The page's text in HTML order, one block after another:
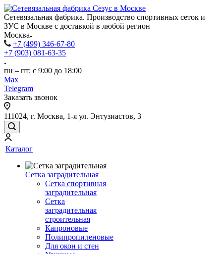
Сетевязальная фабрика. Производство спортивных сеток и
ЗУС в Москве с доставкой в любой регион
Москва
+7 (499) 346-67-80
+7 (903) 081-63-35
пн – пт: с 9:00 до 18:00
Max
Telegram
Заказать звонок
111024, г. Москва, 1-я ул. Энтузиастов, 3
Каталог
Сетка заградительная
Сетка спортивная
заградительная
Сетка
заградительная
строительная
Капроновые
Полипропиленовые
Для окон и стен